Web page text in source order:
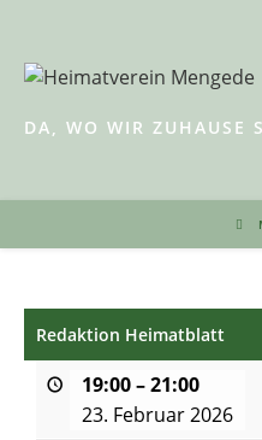
springen
DA, WO WIR ZUHAUSE
Redaktion Heimatblatt
19:00–21:00
23. Februar 2026